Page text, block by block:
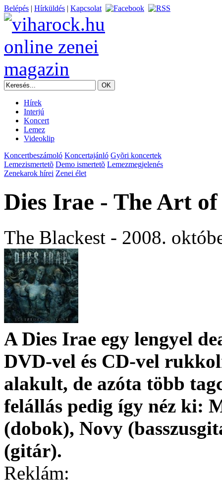
Belépés | Hírküldés | Kapcsolat
Hírek
Interjú
Koncert
Lemez
Videoklip
Koncertbeszámoló Koncertajánló Gyõri koncertek
Lemezismertetõ Demo ismertetõ Lemezmegjelenés
Zenekarok hírei Zenei élet
Dies Irae - The Art
The Blackest - 2008.
ADies Irae egy lengyel
DVD-vel és CD-vel
alakult, de azóta több
felállás pedig így néz ki:
(dobok), Novy
(gitár).
Reklám: